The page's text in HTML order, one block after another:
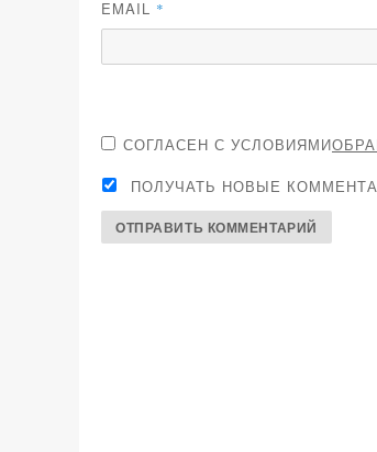
EMAIL *
СОГЛАСЕН С УСЛОВИЯМИ
ПОЛУЧАТЬ НОВЫЕ